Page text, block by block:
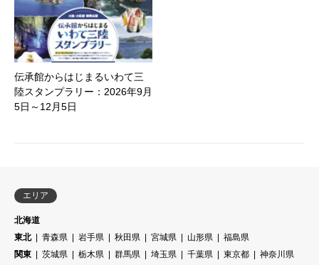
伝承館からはじまるいわて三
陸スタンプラリー：2026年9月
5日～12月5日
エリア
北海道
東北
青森県 岩手県 秋田県 宮城県 山形県
福島県
関東
茨城県 栃木県 群馬県 埼玉県 千葉県 東京都
神奈川県